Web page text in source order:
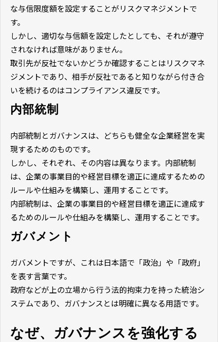
な与信限度額を設定することがリスクマネジメントで
す。
しかし、適切な与信額を設定したとしても、それが遵守
されなければ意味がありません。
取引先が反社でないかどうか確認することはリスクマネ
ジメントであり、相手が反社であると知りながら付き合
いを続けるのはコンプライアンス違反です。
内部統制
内部統制とガバナンスは、どちらも健全な企業経営を実
現するためのものです。
しかし、それぞれ、その内容は異なります。内部統制
は、企業の事業目的や経営目標を適正に達成するための
ルールや仕組みを構築し、運用することです。
内部統制は、企業の事業目的や経営目標を適正に達成す
るためのルールや仕組みを構築し、運用することです。
ガバメント
ガバメントですが、これは日本語で「政治」や「政府」
を表す言葉です。
政府などが上の立場から行う法的拘束力を持った統治シ
ステムであり、ガバナンスとは明確に異なる用語です。
なぜ、ガバナンスを強化する